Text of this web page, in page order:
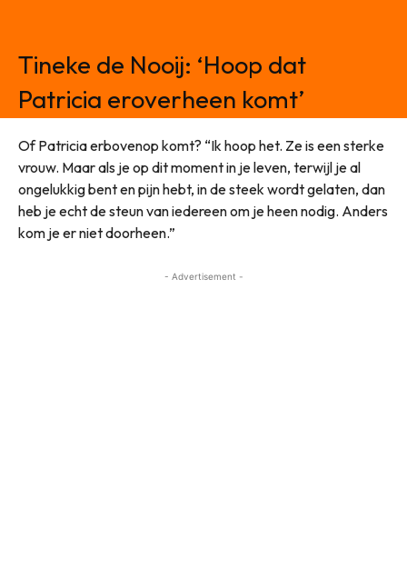
Tineke de Nooij: ‘Hoop dat
Patricia eroverheen komt’
Of Patricia erbovenop komt? “Ik hoop het. Ze is een sterke
vrouw. Maar als je op dit moment in je leven, terwijl je al
ongelukkig bent en pijn hebt, in de steek wordt gelaten, dan
heb je echt de steun van iedereen om je heen nodig. Anders
kom je er niet doorheen.”
- Advertisement -